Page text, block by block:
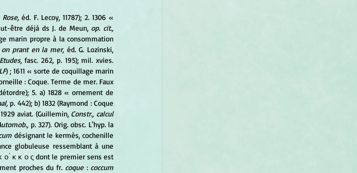
Rose, éd. F. Lecoy, 11787); 2. 1306 «
être déjà ds J. de Meun, op. cit.,
marin propre à la consommation
prant en la mer,
) ; 1611 « sorte de coquillage marin
: Coque. Terme de mer. Faux
5. a) 1828 « ornement de
p. 442); b) 1832 (Raymond : Coque
aviat. (Guillemin, Constr., calcul
p. 327). Orig. obsc. L'hyp. la
désignant le kermès, cochenille
globuleuse ressemblant à une
ο ́ κ κ ο ς dont le premier sens est
proches du fr. coque : coccum